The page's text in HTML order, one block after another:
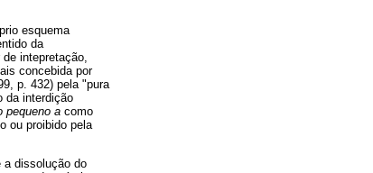
esquema
da
intepretação,
concebida por
p. 432) pela "pura
da interdição
pequeno a como
ou proibido pela
a dissolução do